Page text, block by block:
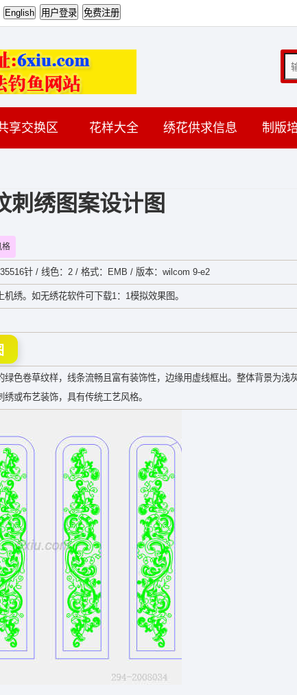
享交换区 花样大全 绣花供求信息 制版
刺绣图案设计图
格
针 / 线色：2 / 格式：EMB / 版本：wilcom 9-e2
绣。如无绣花软件可下载1：1模拟效果图。
色卷草纹样，线条流畅且富有装饰性，边缘用虚线框出。整体背景为浅
或布艺装饰，具有传统工艺风格。